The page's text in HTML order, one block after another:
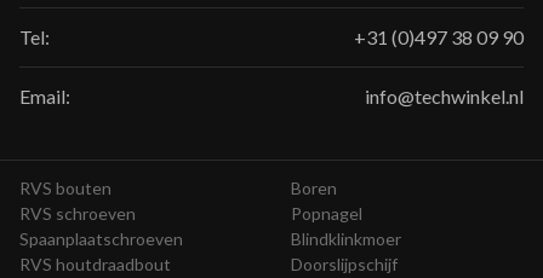
Tel: +31 (0)497 38 09 90
Email: info@techwinkel.nl
RVS bouten
RVS schroeven
Spaanplaatschroeven
RVS houtdraadbout
Boren
Popnagel
Blindklinkmoer
Doorslijpschijf